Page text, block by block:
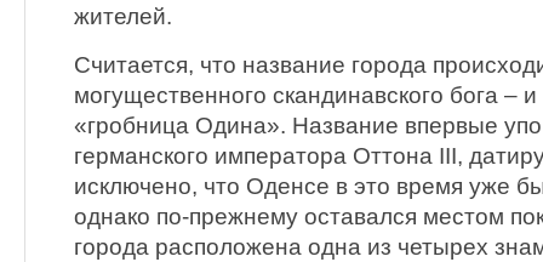
жителей.
Считается, что название города
могущественного скандинавского бога –
«гробница Одина». Название впервые
германского императора Оттона III,
исключено, что Оденсе в это время уже
однако по-прежнему оставался местом
города расположена одна из четырех